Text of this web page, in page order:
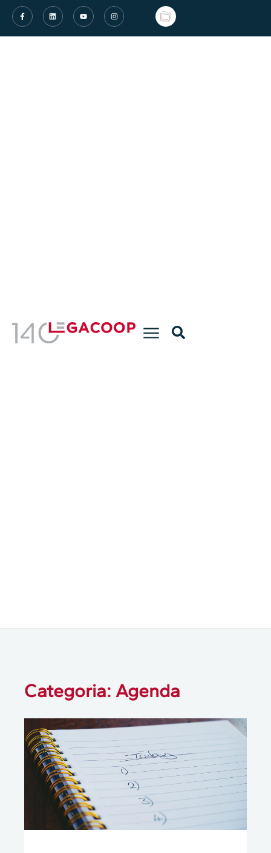
Categoria: Agenda